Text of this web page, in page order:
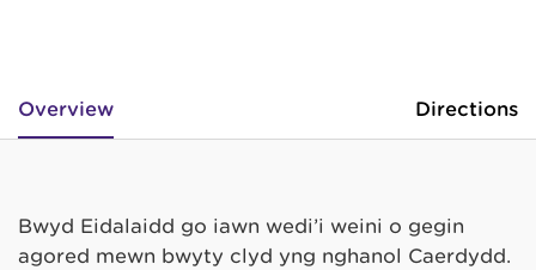
Overview Directions
Bwyd Eidalaidd go iawn wedi’i weini o gegin
agored mewn bwyty clyd yng nghanol Caerdydd.